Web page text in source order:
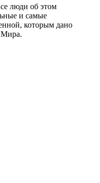
люди об этом
и самые
которым дано
Мира.